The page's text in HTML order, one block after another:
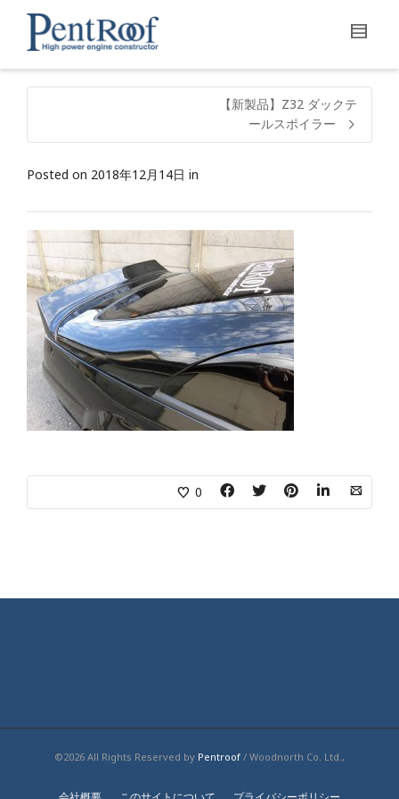
【新製品】Z32 ダックテ
ールスポイラー
Posted on 2018年12月14日 in
0
©2026 All Rights Reserved by Pentroof / Woodnorth Co. Ltd.,